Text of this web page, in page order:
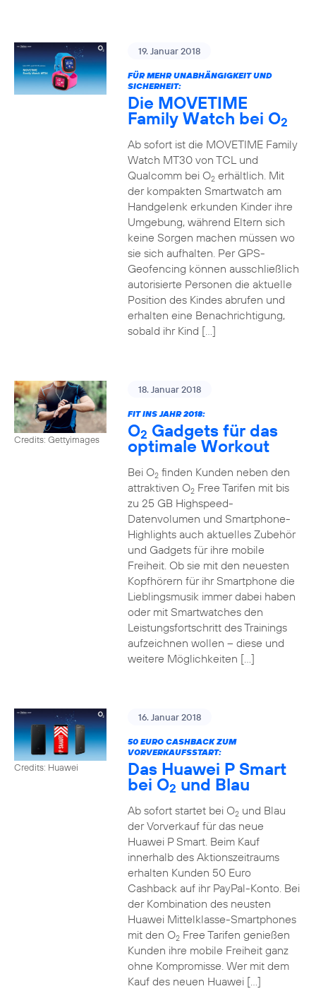
19. Januar 2018
FÜR MEHR UNABHÄNGIGKEIT UND
SICHERHEIT:
Die MOVETIME
Family Watch bei O2
Ab sofort ist die MOVETIME Family
Watch MT30 von TCL und
Qualcomm bei O2erhältlich. Mit
der kompakten Smartwatch am
Handgelenk erkunden Kinder ihre
Umgebung, während Eltern sich
keine Sorgen machen müssen wo
sie sich aufhalten. Per GPS-
Geofencing können ausschließlich
autorisierte Personen die aktuelle
Position des Kindes abrufen und
erhalten eine Benachrichtigung,
sobald ihr Kind […]
Credits: Gettyimages
18. Januar 2018
FIT INS JAHR 2018:
O2 Gadgets für das
optimale Workout
Bei O2finden Kunden neben den
attraktiven O2Free Tarifen mit bis
zu 25 GB Highspeed-
Datenvolumen und Smartphone-
Highlights auch aktuelles Zubehör
und Gadgets für ihre mobile
Freiheit. Ob sie mit den neuesten
Kopfhörern für ihr Smartphone die
Lieblingsmusik immer dabei haben
oder mit Smartwatches den
Leistungsfortschritt des Trainings
aufzeichnen wollen – diese und
weitere Möglichkeiten […]
Credits: Huawei
16. Januar 2018
50 EURO CASHBACK ZUM
VORVERKAUFSSTART:
Das Huawei P Smart
bei O2 und Blau
Ab sofort startet bei O2und Blau
der Vorverkauf für das neue
Huawei P Smart. Beim Kauf
innerhalb des Aktionszeitraums
erhalten Kunden 50 Euro
Cashback auf ihr PayPal-Konto. Bei
der Kombination des neusten
Huawei Mittelklasse-Smartphones
mit den O2Free Tarifen genießen
Kunden ihre mobile Freiheit ganz
ohne Kompromisse. Wer mit dem
Kauf des neuen Huawei […]